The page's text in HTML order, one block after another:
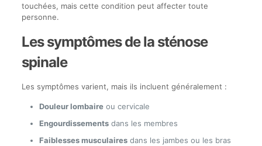
touchées, mais cette condition peut affecter toute
personne.
Les symptômes de la sténose
spinale
Les symptômes varient, mais ils incluent généralement :
Douleur lombaireou cervicale
Engourdissementsdans les membres
Faiblesses musculairesdans les jambes ou les bras